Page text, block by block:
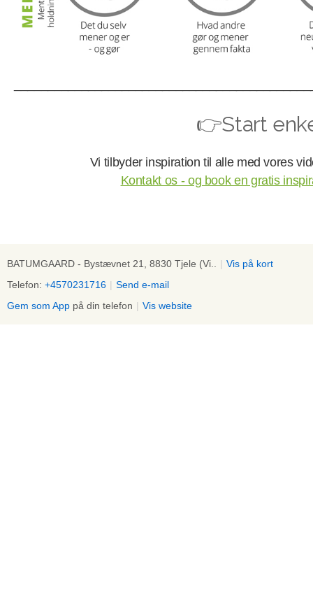
👉Start
Vi tilbyder inspiration til alle med vores
Kontakt os - og book en gratis
BATUMGAARD - Bystævnet 21, 8830 Tjele (Vi.. | Vis på kort
Telefon: +4570231716 | Send e-mail
Gem som App på din telefon | Vis website